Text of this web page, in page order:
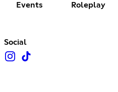
Events Roleplay
Social